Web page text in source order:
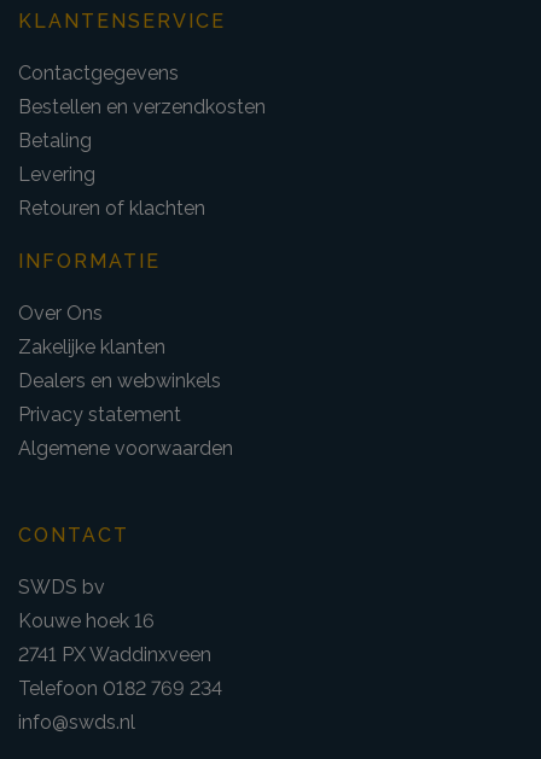
KLANTENSERVICE
Contactgegevens
Bestellen en verzendkosten
Betaling
Levering
Retouren of klachten
INFORMATIE
Over Ons
Zakelijke klanten
Dealers en webwinkels
Privacy statement
Algemene voorwaarden
CONTACT
SWDS bv
Kouwe hoek 16
2741 PX Waddinxveen
Telefoon 0182 769 234
info@swds.nl